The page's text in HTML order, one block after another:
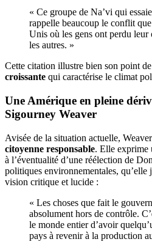
« Ce groupe de Na’vi qui
rappelle beaucoup le conflit
Unis où les gens ont perdu leur
les autres. »
Cette citation illustre bien son point
croissante qui caractérise le climat
Une Amérique en pleine
Sigourney Weaver
Avisée de la situation actuelle,
citoyenne responsable. Elle exprime
à l’éventualité d’une réélection de
politiques environnementales, qu’elle
vision critique et lucide :
« Les choses que fait le
absolument hors de contrôle.
le monde entier d’avoir
pays à revenir à la production